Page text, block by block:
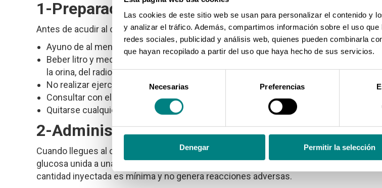
Las cookies de este sitio web se usan para personalizar el contenido y
y analizar el tráfico. Además, compartimos información sobre el uso
redes sociales, publicidad y análisis web, quienes pueden combinarla
que hayan recopilado a partir del uso que haya hecho de sus servicios.
Selección
consentimiento
Necesarias Preferencias
Denegar Permitir la selección
1-Preparación previa
Antes de acudir al centro, debes seguir algunas recomendaciones:
Ayuno de al menos 6 horas antes de la prueba.
Beber litro y medio de agua antes de llegar a la clínica para favorecer la hidratación y
la orina, del radiofármaco una vez terminada la prueba.
No realizar ejercicio físico intenso o esfuerzos los días previos a la prueba.
Consultar con el médico sobre la medicación actual, especialmente si se toman
Quitarse cualquier objeto de metal (reloj, pendientes, etc.)
2-Administración del radiofármaco
Cuando llegues al centro, te inyectarán un radiofármaco. Este medicamento, en su
glucosa unida a una sustancia especial que emite señales detectables por el
cantidad inyectada es mínima y no genera reacciones adversas.